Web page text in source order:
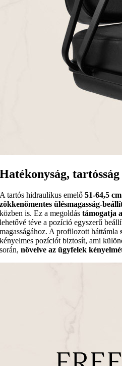
Hatékonyság, tartósság
A tartós hidraulikus emelő51-64,5
zökkenőmentes ülésmagasság-
közben is. Ez a megoldástámogatja
lehetővé téve a pozíció egyszerű
magasságához. A profilozott háttámla
kényelmes pozíciót biztosít, ami
során,növelve az ügyfelek